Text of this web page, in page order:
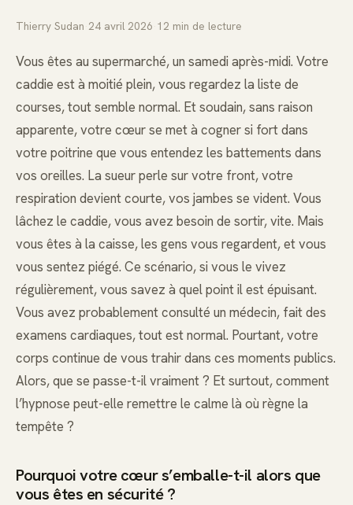
Thierry Sudan 24 avril 2026 12 min de lecture
Vous êtes au supermarché, un samedi après-midi. Votre
caddie est à moitié plein, vous regardez la liste de
courses, tout semble normal. Et soudain, sans raison
apparente, votre cœur se met à cogner si fort dans
votre poitrine que vous entendez les battements dans
vos oreilles. La sueur perle sur votre front, votre
respiration devient courte, vos jambes se vident. Vous
lâchez le caddie, vous avez besoin de sortir, vite. Mais
vous êtes à la caisse, les gens vous regardent, et vous
vous sentez piégé. Ce scénario, si vous le vivez
régulièrement, vous savez à quel point il est épuisant.
Vous avez probablement consulté un médecin, fait des
examens cardiaques, tout est normal. Pourtant, votre
corps continue de vous trahir dans ces moments publics.
Alors, que se passe-t-il vraiment ? Et surtout, comment
l’hypnose peut-elle remettre le calme là où règne la
tempête ?
Pourquoi votre cœur s’emballe-t-il alors que
vous êtes en sécurité ?